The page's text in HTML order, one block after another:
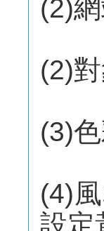
(2)
(2)
(3)
(4)
設定